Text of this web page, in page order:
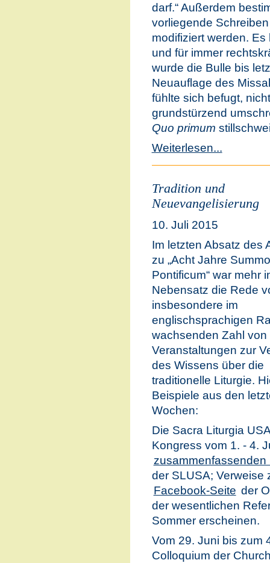
darf.“ Außerdem
vorliegende
modifiziert werden.
und für immer
wurde die Bulle bis
Neuauflage des
fühlte sich befugt,
grundstürzend
Quo primum
Weiterlesen...
Tradition und
Neuevangelisierung
10. Juli 2015
Im letzten Absatz des
zu „Acht Jahre
Pontificum“ war mehr
Nebensatz die Rede
insbesondere im
englischsprachigen
wachsenden Zahl von
Veranstaltungen zur
des Wissens über die
traditionelle Liturgie.
Beispiele aus den
Wochen:
Die Sacra Liturgia
Kongress vom 1. - 4.
zusammenfassenden
der SLUSA; Verweise
Facebook-Seite der
der wesentlichen
Sommer erscheinen.
Vom 29. Juni bis zum
Colloquium der